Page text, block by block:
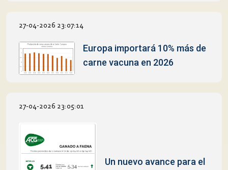
27-04-2026 23:07:14
Europa importará 10% más de
carne vacuna en 2026
27-04-2026 23:05:01
Un nuevo avance para el